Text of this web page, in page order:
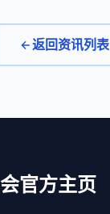
返回资讯列表
官方主页